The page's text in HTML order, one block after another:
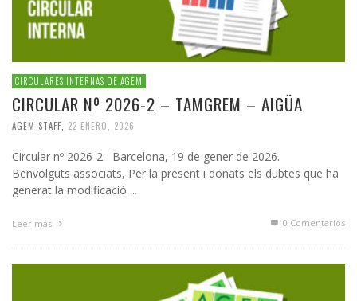
CIRCULARES INTERNAS DE AGEM
CIRCULAR Nº 2026-2 – TAMGREM – AIGÜA
AGEM-STAFF 22 ENERO, 2026
Circular nº 2026-2 Barcelona, 19 de gener de 2026.
Benvolguts associats, Per la present i donats els dubtes que ha
generat la modificació ...
Leer más 0 Comentarios